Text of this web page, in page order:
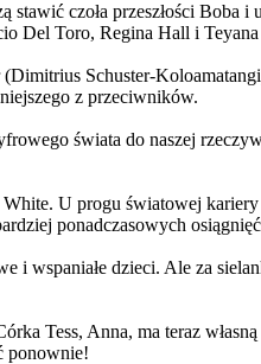
czoła przeszłości Boba i
Del Toro, Regina Hall i
Schuster-
z przeciwników.
świata do naszej
U progu światowej
ponadczasowych
wspaniałe dzieci. Ale za
Anna, ma teraz własną
ponownie!